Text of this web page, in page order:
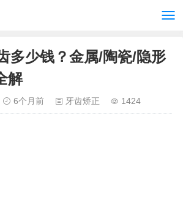
多少钱？金属/陶瓷/隐形
解
6个月前 牙齿矫正 1424